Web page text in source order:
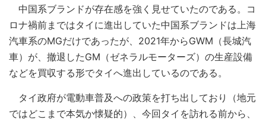
中国系ブランドが存在感を強く見せていたのである。コ
ロナ禍前まではタイに進出していた中国系ブランドは上海
汽車系のMGだけであったが、2021年からGWM（長城汽
車）が、撤退したGM（ゼネラルモーターズ）の生産設備
などを買収する形でタイへ進出しているのである。
タイ政府が電動車普及への政策を打ち出しており（地元
ではどこまで本気か懐疑的）、今回タイを訪れる前から、